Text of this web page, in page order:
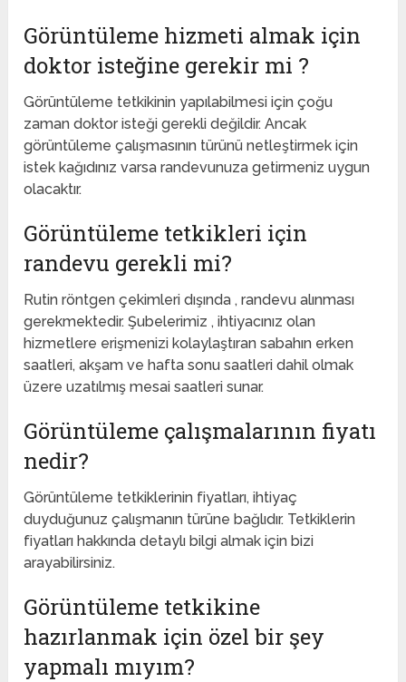
Görüntüleme hizmeti almak için
doktor isteğine gerekir mi ?
Görüntüleme tetkikinin yapılabilmesi için çoğu
zaman doktor isteği gerekli değildir. Ancak
görüntüleme çalışmasının türünü netleştirmek için
istek kağıdınız varsa randevunuza getirmeniz uygun
olacaktır.
Görüntüleme tetkikleri için
randevu gerekli mi?
Rutin röntgen çekimleri dışında , randevu alınması
gerekmektedir. Şubelerimiz , ihtiyacınız olan
hizmetlere erişmenizi kolaylaştıran sabahın erken
saatleri, akşam ve hafta sonu saatleri dahil olmak
üzere uzatılmış mesai saatleri sunar.
Görüntüleme çalışmalarının fiyatı
nedir?
Görüntüleme tetkiklerinin fiyatları, ihtiyaç
duyduğunuz çalışmanın türüne bağlıdır. Tetkiklerin
fiyatları hakkında detaylı bilgi almak için bizi
arayabilirsiniz.
Görüntüleme tetkikine
hazırlanmak için özel bir şey
yapmalı mıyım?